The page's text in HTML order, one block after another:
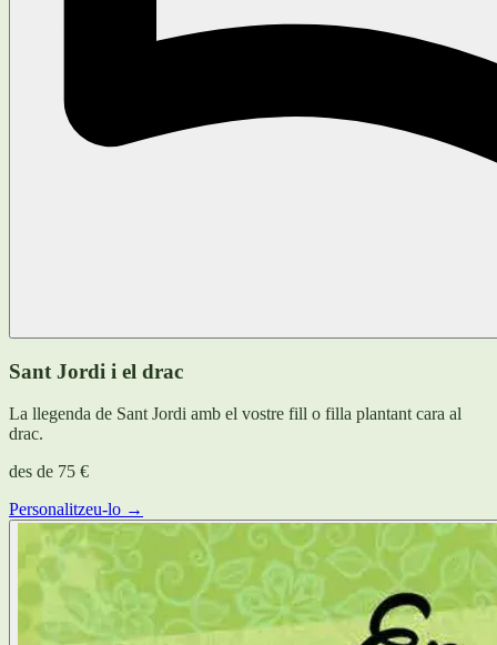
Sant Jordi i el drac
La llegenda de Sant Jordi amb el vostre fill o filla plantant cara al
drac.
des de 75 €
Personalitzeu-lo →